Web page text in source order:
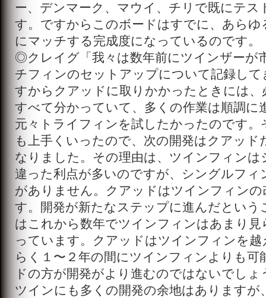
ー、デンマーク、マウイ、チリで既にテス
す。ですからこのボードはすでに、あら
にマッチする完成度になっているのです。
◎クレイグ「我々は数年前にツインザーが
チフィンのセットアップについて記録し
すからクアッドに取りかかったときには
すべて分かっていて、多くの作業は順調に
元々トライフィンを試したかったのです
も上手くいったので、次の開発はクアッド
なりました。その理由は、ツインフィン
違った利点が多いのですが、シングルフィ
がありません。クアッドはツインフィンの
す。開発が新たなステップに進んだという
はこれから数年でツインフィンはあまり
っています。クアッドはツインフィンを
らく１〜２年の間にツインフィンよりも可
ドの方が開発がより進むのではないでし
ツインにも多くの開発の余地はありますが